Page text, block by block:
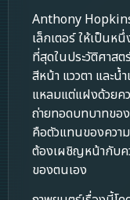
Anthony
เล็กเตอร์ ให้เป็นห
ที่สุดในประวัติศาส
สีหน้า แววตา และน้
แหลมแต่แฝงด้วยค
ถ่ายทอดบทบาทของ
คือตัวแทนของควา
ต้องเผชิญหน้ากับค
ของตนเอง